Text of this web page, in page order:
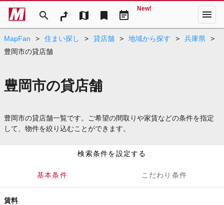
search map bookmark event_note
New! menu
MapFan > 住まい探し > 貸店舗 > 地域から探す > 兵庫県
>
豊岡市の貸店舗
豊岡市の貸店舗
豊岡市の貸店舗一覧です。ご希望の間取りや家賃などの条件を指定
して、物件を絞り込むことができます。
検索条件を設定する
基本条件 こだわり条件
賃料